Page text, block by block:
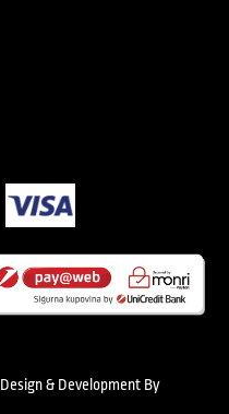
Design & Development By